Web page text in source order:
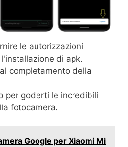
le autorizzazioni
di apk.
completamento della
per goderti le incredibili
fotocamera.
Google per Xiaomi Mi